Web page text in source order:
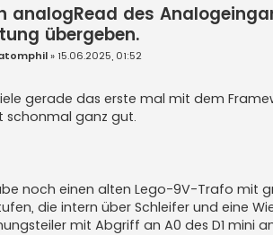
analogRead des
übergeben.
» 15.06.2025, 01:52
gerade das erste mal mit dem
schonmal ganz gut.
noch einen alten Lego-9V-Trafo mit
die intern über Schleifer und eine
mit Abgriff an A0 des D1 mini